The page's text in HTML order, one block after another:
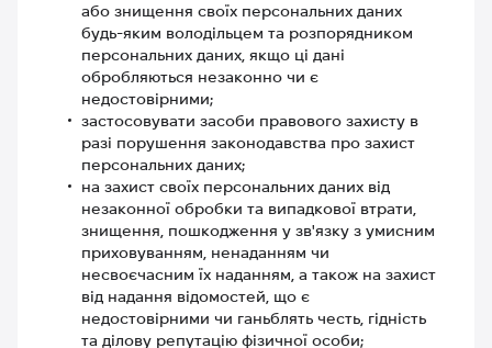
або знищення своїх персональних даних
будь-яким володільцем та розпорядником
персональних даних, якщо ці дані
обробляються незаконно чи є
недостовірними;
застосовувати засоби правового захисту в
разі порушення законодавства про захист
персональних даних;
на захист своїх персональних даних від
незаконної обробки та випадкової втрати,
знищення, пошкодження у зв'язку з умисним
приховуванням, ненаданням чи
несвоєчасним їх наданням, а також на захист
від надання відомостей, що є
недостовірними чи ганьблять честь, гідність
та ділову репутацію фізичної особи;